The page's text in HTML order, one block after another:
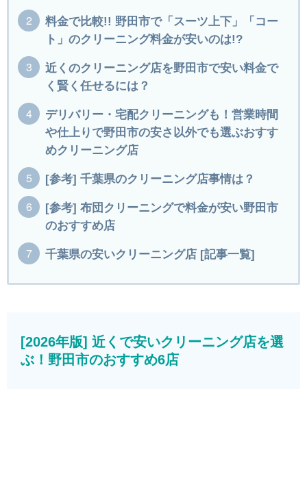
料金で比較!! 野田市で「スーツ上下」「コー
ト」のクリーニング料金が安いのは!?
近くのクリーニング店を野田市で安い料金で
く賢く任せるには？
デリバリー・宅配クリーニングも！営業時間
や仕上りで野田市の安さ以外でも選ぶおすす
めクリーニング店
[参考] 千葉県のクリーニング店事情は？
[参考] 布団クリーニングで料金が安い野田市
のおすすめ店
千葉県の安いクリーニング店 [記事一覧]
[2026年版] 近くで安いクリーニング店を選
ぶ！野田市のおすすめ6店